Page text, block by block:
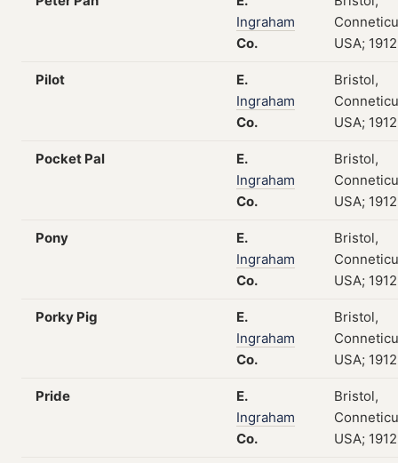
Ingraham
Co.
USA;
Pilot
E.
Ingraham
Co.
Bristol,
USA;
Pocket Pal
E.
Ingraham
Co.
Bristol,
USA;
Pony
E.
Ingraham
Co.
Bristol,
USA;
Porky Pig
E.
Ingraham
Co.
Bristol,
USA;
Pride
E.
Ingraham
Co.
Bristol,
USA;